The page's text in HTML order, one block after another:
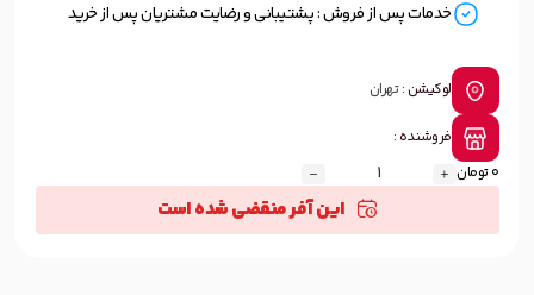
خدمات پس از فروش : پشتیبانی و رضایت مشتریان پس از خرید
لوکیشن :تهران
فروشنده :
0 تومان
این آفر منقضی شده است